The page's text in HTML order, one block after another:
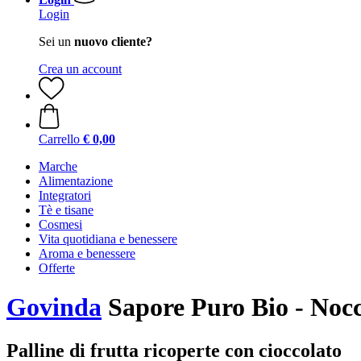
Login
Sei un nuovo cliente?
Crea un account
Carrello € 0,00
Marche
Alimentazione
Integratori
Tè e tisane
Cosmesi
Vita quotidiana e benessere
Aroma e benessere
Offerte
Govinda Sapore Puro Bio -
Palline di frutta ricoperte con cioccolato